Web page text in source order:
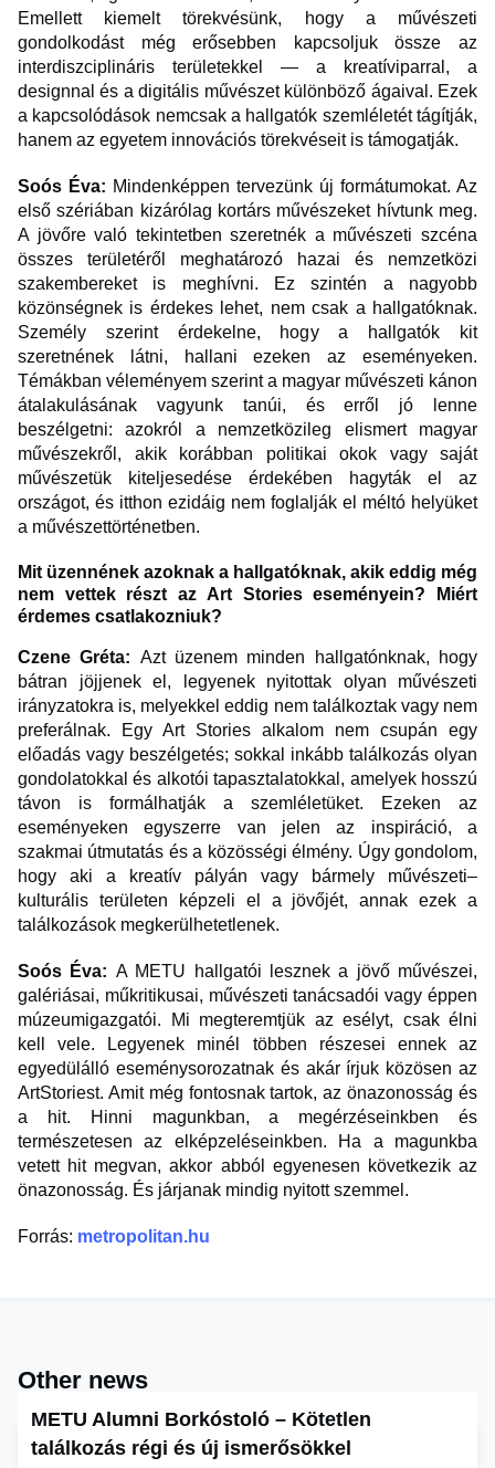
Emellett kiemelt törekvésünk, hogy a művészeti
gondolkodást még erősebben kapcsoljuk össze az
interdiszciplináris területekkel — a kreatíviparral, a
designnal és a digitális művészet különböző ágaival. Ezek
a kapcsolódások nemcsak a hallgatók szemléletét tágítják,
hanem az egyetem innovációs törekvéseit is támogatják.
Soós Éva: Mindenképpen tervezünk új formátumokat. Az
első szériában kizárólag kortárs művészeket hívtunk meg.
A jövőre való tekintetben szeretnék a művészeti szcéna
összes területéről meghatározó hazai és nemzetközi
szakembereket is meghívni. Ez szintén a nagyobb
közönségnek is érdekes lehet, nem csak a hallgatóknak.
Személy szerint érdekelne, hogy a hallgatók kit
szeretnének látni, hallani ezeken az eseményeken.
Témákban véleményem szerint a magyar művészeti kánon
átalakulásának vagyunk tanúi, és erről jó lenne
beszélgetni: azokról a nemzetközileg elismert magyar
művészekről, akik korábban politikai okok vagy saját
művészetük kiteljesedése érdekében hagyták el az
országot, és itthon ezidáig nem foglalják el méltó helyüket
a művészettörténetben.
Mit üzennének azoknak a hallgatóknak, akik eddig még
nem vettek részt az Art Stories eseményein? Miért
érdemes csatlakozniuk?
Czene Gréta: Azt üzenem minden hallgatónknak, hogy
bátran jöjjenek el, legyenek nyitottak olyan művészeti
irányzatokra is, melyekkel eddig nem találkoztak vagy nem
preferálnak. Egy Art Stories alkalom nem csupán egy
előadás vagy beszélgetés; sokkal inkább találkozás olyan
gondolatokkal és alkotói tapasztalatokkal, amelyek hosszú
távon is formálhatják a szemléletüket. Ezeken az
eseményeken egyszerre van jelen az inspiráció, a
szakmai útmutatás és a közösségi élmény. Úgy gondolom,
hogy aki a kreatív pályán vagy bármely művészeti–
kulturális területen képzeli el a jövőjét, annak ezek a
találkozások megkerülhetetlenek.
Soós Éva: A METU hallgatói lesznek a jövő művészei,
galériásai, műkritikusai, művészeti tanácsadói vagy éppen
múzeumigazgatói. Mi megteremtjük az esélyt, csak élni
kell vele. Legyenek minél többen részesei ennek az
egyedülálló eseménysorozatnak és akár írjuk közösen az
ArtStoriest. Amit még fontosnak tartok, az önazonosság és
a hit. Hinni magunkban, a megérzéseinkben és
természetesen az elképzeléseinkben. Ha a magunkba
vetett hit megvan, akkor abból egyenesen következik az
önazonosság. És járjanak mindig nyitott szemmel.
Forrás: metropolitan.hu
Other news
METU Alumni Borkóstoló – Kötetlen
találkozás régi és új ismerősökkel